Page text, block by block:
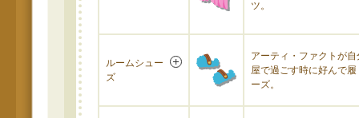
ツ。
ルームシュー
ズ
アーティ・ファクトが自
屋で過ごす時に好んで履
ーズ。